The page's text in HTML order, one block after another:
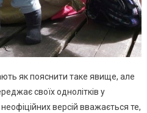
як пояснити таке явище, але
своїх однолітків у
версій вважається те,